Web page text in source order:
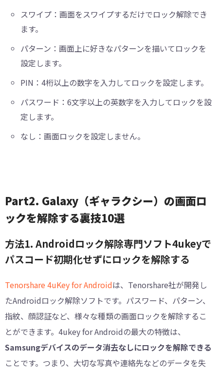
スワイプ：画面をスワイプするだけでロック解除でき
ます。
パターン：画面上に好きなパターンを描いてロックを
設定します。
PIN：4桁以上の数字を入力してロックを設定します。
パスワード：6文字以上の英数字を入力してロックを設
定します。
なし：画面ロックを設定しません。
Part2. Galaxy（ギャラクシー）の画面ロ
ックを解除する裏技10選
方法1. Androidロック解除専門ソフト4ukeyで
パスコード初期化せずにロックを解除する
Tenorshare 4uKey for Androidは、Tenorshare社が開発し
たAndroidロック解除ソフトです。パスワード、パターン、
指紋、顔認証など、様々な種類の画面ロックを解除するこ
とができます。4ukey for Androidの最大の特徴は、
Samsungデバイスのデータ消去なしにロックを解除できる
ことです。つまり、大切な写真や連絡先などのデータを失